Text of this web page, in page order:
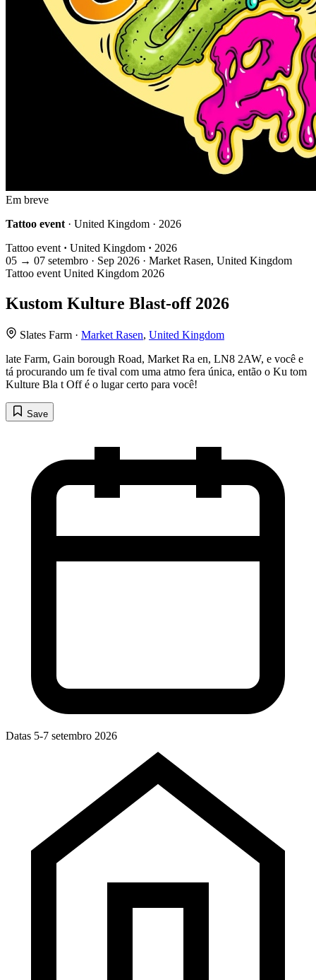
Em breve
Tattoo event · United Kingdom · 2026
Tattoo event · United Kingdom · 2026
05 → 07 setembro · Sep 2026 · Market Rasen, United Kingdom
Tattoo event United Kingdom 2026
Kustom Kulture Blast-off 2026
Slates Farm · Market Rasen, United Kingdom
late Farm, Gain borough Road, Market Ra en, LN8 2AW, e você e
tá procurando um fe tival com uma atmo fera única, então o Ku tom
Kulture Bla t Off é o lugar certo para você!
Save
Datas 5-7 setembro 2026